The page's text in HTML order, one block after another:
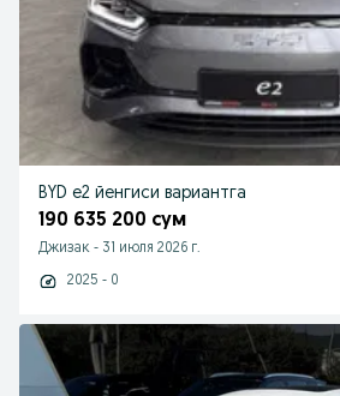
BYD e2 йенгиси вариантга
190 635 200 сум
Джизак - 31 июля 2026 г.
2025 - 0